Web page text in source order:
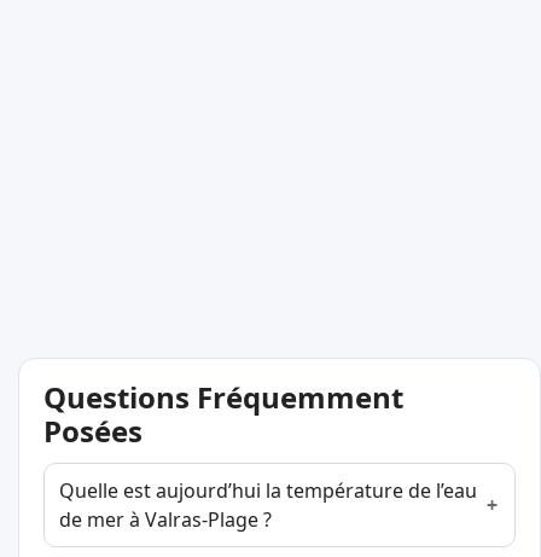
Questions Fréquemment
Posées
Quelle est aujourd’hui la température de l’eau
de mer à Valras-Plage ?